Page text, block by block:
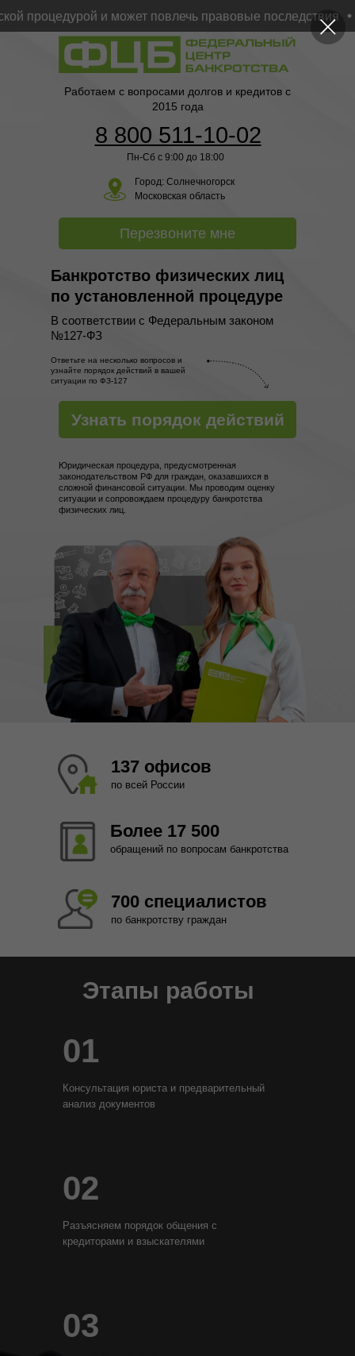
процедурой и может повлечь правовые последствия
В соответствии с Федеральным законом
№127-ФЗ
Банкротство физических лиц
по установленной процедуре
Узнать порядок действий
Юридическая процедура, предусмотренная
законодательством РФ для граждан, оказавшихся в
сложной финансовой ситуации. Мы проводим оценку
ситуации и сопровождаем процедуру банкротства
физических лиц.
Ответьте на несколько вопросов и
узнайте порядок действий в вашей
ситуации по ФЗ-127
Перезвоните мне
8 800 511-10-02
Пн-Сб с 9:00 до 18:00
Город: Солнечногорск
Московская область
Работаем с вопросами долгов и кредитов с
2015 года
обращений по вопросам банкротства
Более 17 500
по банкротству граждан
700 специалистов
по всей России
137 офисов
Этапы работы
01
Консультация юриста и предварительный
анализ документов
02
Разъясняем порядок общения с
кредиторами и взыскателями
03